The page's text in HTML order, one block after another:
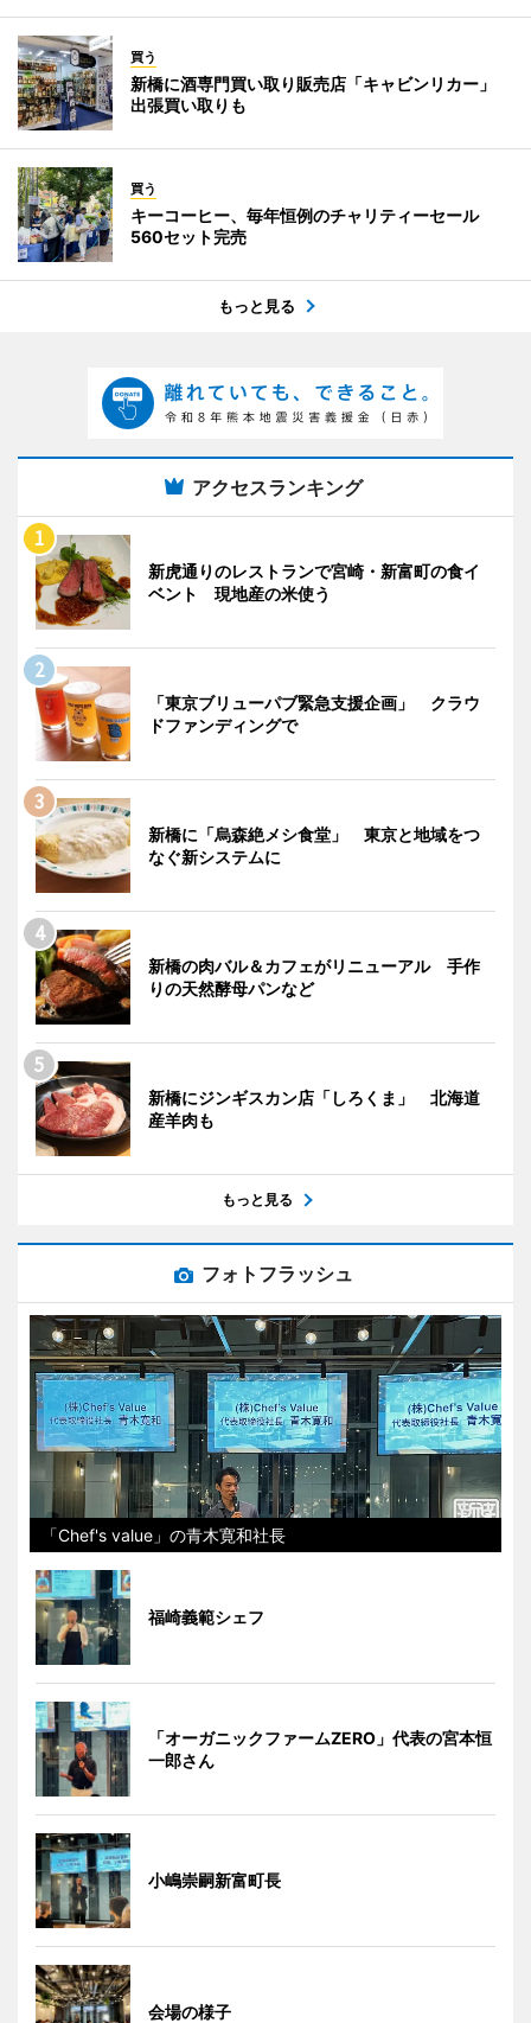
買う
新橋に酒専門買い取り販売店「キャビンリカー」
出張買い取りも
買う
キーコーヒー、毎年恒例のチャリティーセール
560セット完売
もっと見る
アクセスランキング
新虎通りのレストランで宮崎・新富町の食イ
ベント 現地産の米使う
「東京ブリューパブ緊急支援企画」 クラウ
ドファンディングで
新橋に「烏森絶メシ食堂」 東京と地域をつ
なぐ新システムに
新橋の肉バル＆カフェがリニューアル 手作
りの天然酵母パンなど
新橋にジンギスカン店「しろくま」 北海道
産羊肉も
もっと見る
フォトフラッシュ
「Chef's value」の青木寛和社長
福崎義範シェフ
「オーガニックファームZERO」代表の宮本恒
一郎さん
小嶋崇嗣新富町長
会場の様子